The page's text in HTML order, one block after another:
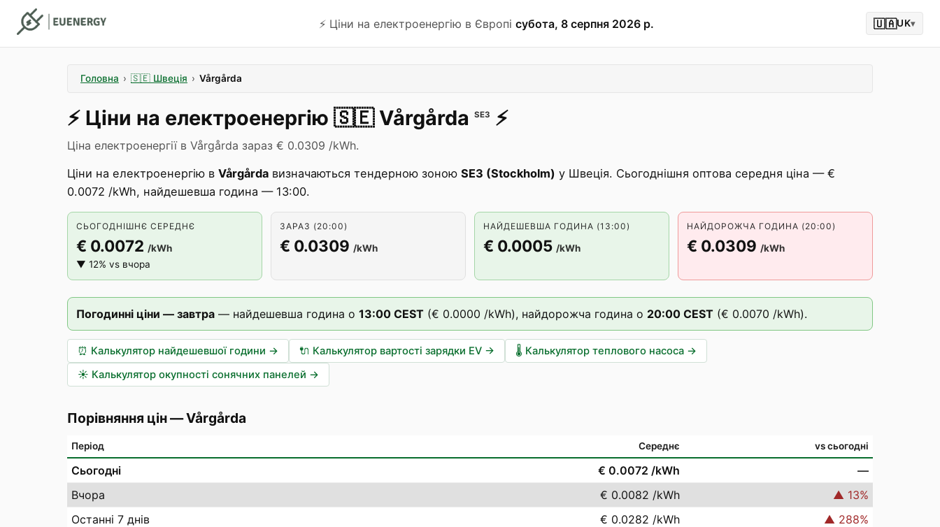
⚡️ Ціни на електроенергію в Європі субота, 8 серпня 2026 р. 🇺🇦UK▾
Головна › 🇸🇪 Швеція › Vårgårda
⚡️ Ціни на електроенергію 🇸🇪 Vårgårda SE3 ⚡️
Ціна електроенергії в Vårgårda зараз € 0.0309 /kWh.
Ціни на електроенергію в Vårgårda визначаються тендерною зоною SE3 (Stockholm) у Швеція. Сьогоднішня оптова середня ціна — €
0.0072 /kWh, найдешевша година — 13:00.
СЬОГОДНІШНЄ СЕРЕДНЄ
€ 0.0072 /kWh
▼ 12% vs вчора
ЗАРАЗ (20:00)
€ 0.0309 /kWh
НАЙДЕШЕВША ГОДИНА (13:00)
€ 0.0005 /kWh
НАЙДОРОЖЧА ГОДИНА (20:00)
€ 0.0309 /kWh
Погодинні ціни — завтра — найдешевша година о 13:00 CEST (€ 0.0000 /kWh), найдорожча година о 20:00 CEST (€ 0.0070 /kWh).
⏰ Калькулятор найдешевшої години → 🔌 Калькулятор вартості зарядки EV → 🌡️ Калькулятор теплового насоса →
☀️ Калькулятор окупності сонячних панелей →
Порівняння цін—Vårgårda
Період Середнє vs сьогодні
Сьогодні € 0.0072 /kWh
—
Вчора
€ 0.0082 /kWh ▲ 13%
Останні 7 днів
€ 0.0282 /kWh ▲ 288%